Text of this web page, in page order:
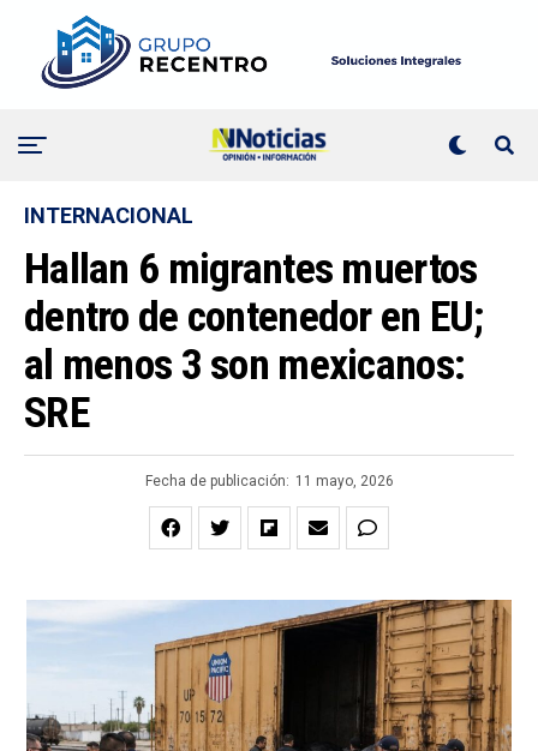
INTERNACIONAL
Hallan 6 migrantes muertos
dentro de contenedor en EU;
al menos 3 son mexicanos:
SRE
Fecha de publicación: 11 mayo, 2026